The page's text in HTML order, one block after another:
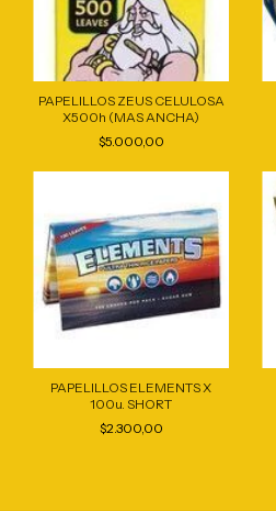
PAPELILLOS ZEUS CELULOSA
X500h (MAS ANCHA)
$5.000,00
PAPELILLOS ELEMENTS X
100u. SHORT
$2.300,00